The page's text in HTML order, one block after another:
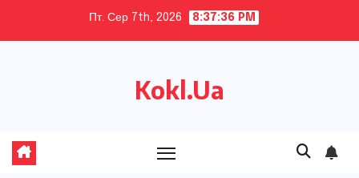
Пт. Сер 7th, 2026 8:37:37 PM
Kokl.Ua